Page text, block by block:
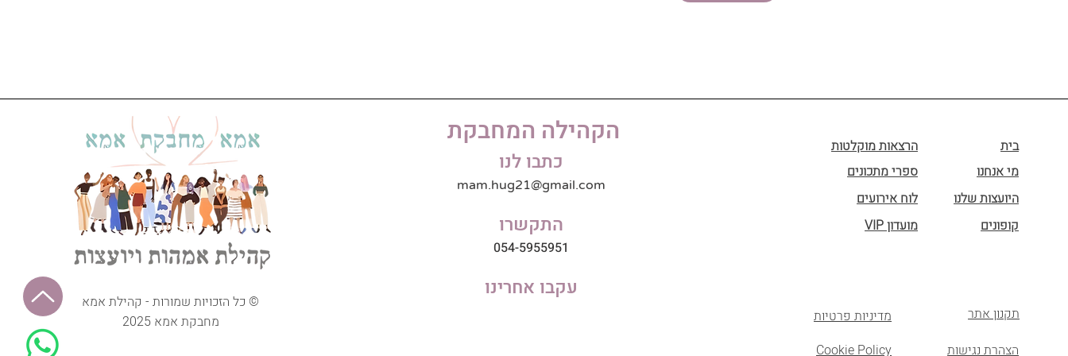
© כל הזכויות שמורות - קהילת אמא
מחבקת אמא 2025
הקהילה המחבקת
כתבו לנו
mam.hug21@gmail.com
התקשרו
054-5955951
עקבו אחרינו
הרצאות מוקלטות
ספרי מתכונים
לוח אירועים
מועדון VIP
בית
מי אנחנו
היועצות שלנו
קופונים
מדיניות פרטיות
Cookie Policy
תקנון אתר
הצהרת נגישות